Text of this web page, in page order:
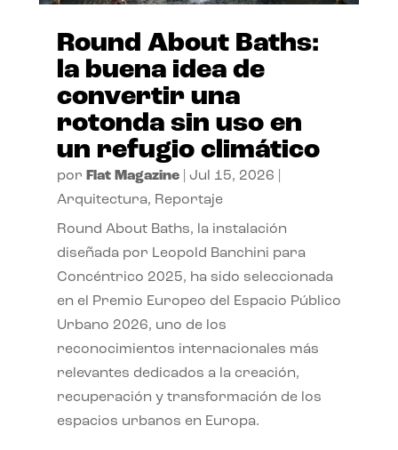
Round About Baths:
la buena idea de
convertir una
rotonda sin uso en
un refugio climático
por Flat Magazine| Jul 15, 2026
Arquitectura, Reportaje
Round About Baths, la instalación
diseñada por Leopold Banchini para
Concéntrico 2025, ha sido seleccionada
en el Premio Europeo del Espacio Público
Urbano 2026, uno de los
reconocimientos internacionales más
relevantes dedicados a la creación,
recuperación y transformación de los
espacios urbanos en Europa.